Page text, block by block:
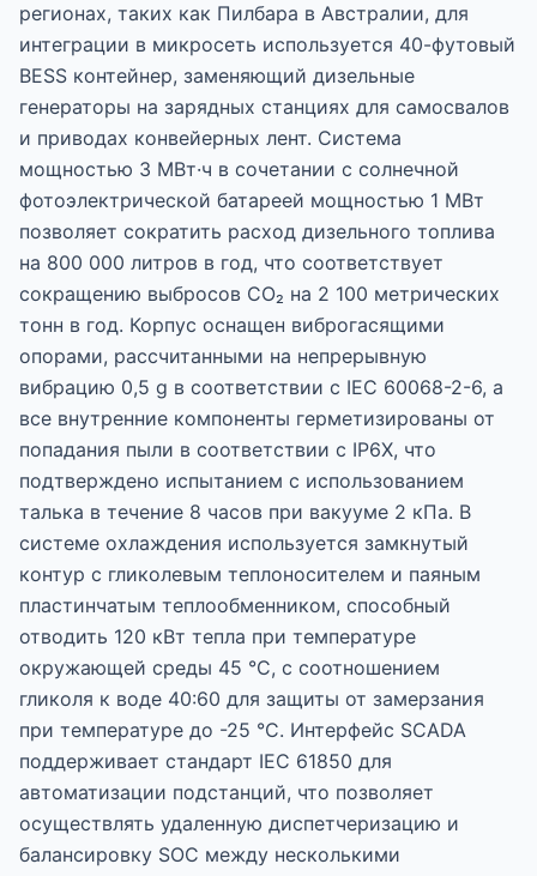
регионах, таких как Пилбара в Австралии, для
интеграции в микросеть используется 40-футовый
BESS контейнер, заменяющий дизельные
генераторы на зарядных станциях для самосвалов
и приводах конвейерных лент. Система
мощностью 3 МВт·ч в сочетании с солнечной
фотоэлектрической батареей мощностью 1 МВт
позволяет сократить расход дизельного топлива
на 800 000 литров в год, что соответствует
сокращению выбросов CO₂ на 2 100 метрических
тонн в год. Корпус оснащен виброгасящими
опорами, рассчитанными на непрерывную
вибрацию 0,5 g в соответствии с IEC 60068-2-6, а
все внутренние компоненты герметизированы от
попадания пыли в соответствии с IP6X, что
подтверждено испытанием с использованием
талька в течение 8 часов при вакууме 2 кПа. В
системе охлаждения используется замкнутый
контур с гликолевым теплоносителем и паяным
пластинчатым теплообменником, способный
отводить 120 кВт тепла при температуре
окружающей среды 45 °C, с соотношением
гликоля к воде 40:60 для защиты от замерзания
при температуре до -25 °C. Интерфейс SCADA
поддерживает стандарт IEC 61850 для
автоматизации подстанций, что позволяет
осуществлять удаленную диспетчеризацию и
балансировку SOC между несколькими